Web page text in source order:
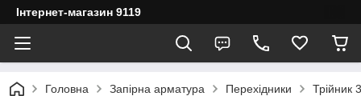
Інтернет-магазин 9119
Головна Запірна арматура Перехідники Трійник